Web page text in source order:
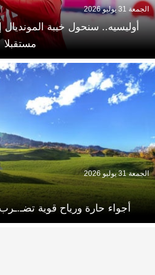
أوليسيه.. سنحول خيبة المونديال
مستقبلا
الجمعة 31 يوليو 2026
أجواء حارة ورياح قوية
الجمعة 31 يوليو 2026